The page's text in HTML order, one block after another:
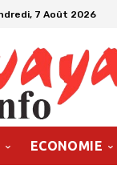
7 Août 2026
ECONOMIE